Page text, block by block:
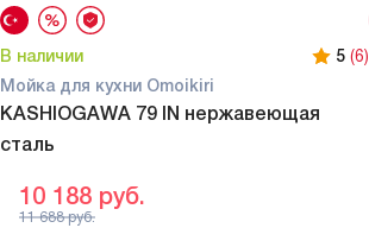
В наличии 5 (6)
Мойка для кухни Omoikiri
KASHIOGAWA 79 IN нержавеющая
сталь
10 188 руб.
11 688руб.